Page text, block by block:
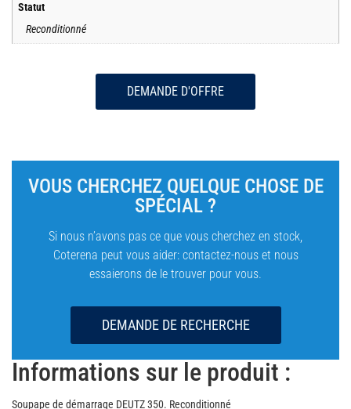
Statut
Reconditionné
DEMANDE D'OFFRE
VOUS CHERCHEZ QUELQUE CHOSE DE
SPÉCIAL ?
Si nous n’avons pas ce que vous cherchez en stock,
Coterena peut vous aider: contactez-nous et nous
essaierons de le trouver pour vous.
DEMANDE DE RECHERCHE
Informations sur le produit :
Soupape de démarrage DEUTZ 350. Reconditionné